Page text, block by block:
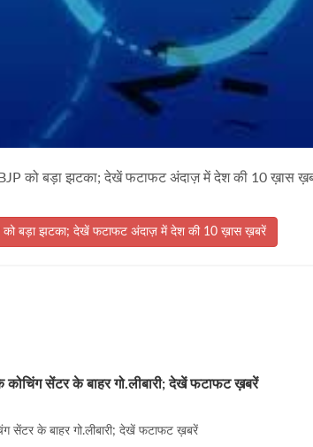
को बड़ा झटका; देखें फटाफट अंदाज़ में देश की 10 ख़ास
को बड़ा झटका; देखें फटाफट अंदाज़ में देश की 10 ख़ास ख़बरें
सेंटर के बाहर गो.लीबारी; देखें फटाफट ख़बरें
सेंटर के बाहर गो.लीबारी; देखें फटाफट ख़बरें